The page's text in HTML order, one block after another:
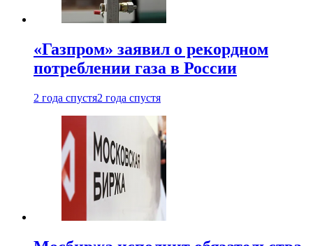
«Газпром» заявил о рекордном
потреблении газа в России
2 года спустя2 года спустя